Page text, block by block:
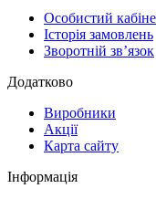
Особистий
Історія замовлень
Зворотній зв’язок
Додатково
Виробники
Акції
Карта сайту
Інформація